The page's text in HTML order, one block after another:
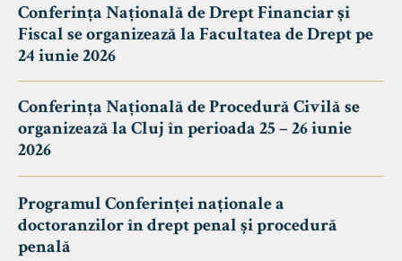
Conferința Națională de Drept Financiar și
Fiscal se organizează la Facultatea de Drept pe
24 iunie 2026
Conferința Națională de Procedură Civilă se
organizează la Cluj în perioada 25 – 26 iunie
2026
Programul Conferinței naționale a
doctoranzilor în drept penal și procedură
penală